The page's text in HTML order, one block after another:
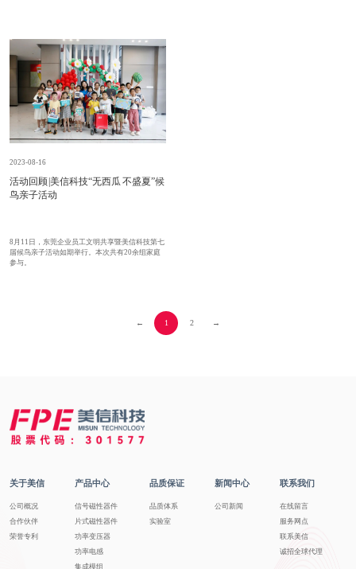
2023-08-16
活动回顾 |美信科技“无西瓜 不盛夏”候
鸟亲子活动
8月11日，东莞企业员工文明共享暨美信科技第七
届候鸟亲子活动如期举行。本次共有20余组家庭
参与。
← 1 2 →
关于美信
公司概况
合作伙伴
荣誉专利
产品中心
信号磁性器件
片式磁性器件
功率变压器
功率电感
集成模组
品质保证
品质体系
实验室
新闻中心
公司新闻
联系我们
在线留言
服务网点
联系美信
诚招全球代理